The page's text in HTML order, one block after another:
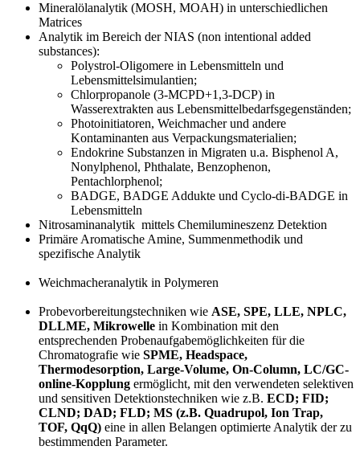
Mineralölanalytik (MOSH, MOAH) in unterschiedlichen
Matrices
Analytik im Bereich der NIAS (non intentional added
substances):
Polystrol-Oligomere in Lebensmitteln und
Lebensmittelsimulantien;
Chlorpropanole (3-MCPD+1,3-DCP) in
Wasserextrakten aus Lebensmittelbedarfsgegenständen;
Photoinitiatoren, Weichmacher und andere
Kontaminanten aus Verpackungsmaterialien;
Endokrine Substanzen in Migraten u.a. Bisphenol A,
Nonylphenol, Phthalate, Benzophenon,
Pentachlorphenol;
BADGE, BADGE Addukte und Cyclo-di-BADGE in
Lebensmitteln
Nitrosaminanalytik mittels Chemilumineszenz Detektion
Primäre Aromatische Amine, Summenmethodik und
spezifische Analytik
Weichmacheranalytik in Polymeren
Probevorbereitungstechniken wie ASE, SPE, LLE, NPLC,
DLLME, Mikrowelle in Kombination mit den
entsprechenden Probenaufgabemöglichkeiten für die
Chromatografie wie SPME, Headspace,
Thermodesorption, Large-Volume, On-Column, LC/GC-
online-Kopplung ermöglicht, mit den verwendeten selektiven
und sensitiven Detektionstechniken wie z.B. ECD; FID;
CLND; DAD; FLD; MS (z.B. Quadrupol, Ion Trap,
TOF, QqQ) eine in allen Belangen optimierte Analytik der zu
bestimmenden Parameter.